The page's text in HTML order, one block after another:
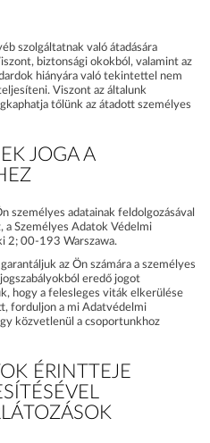
szolgáltatnak való átadására
biztonsági okokból, valamint az
hiányára való tekintettel nem
Viszont az általunk
tőlünk az átadott személyes
JOGA A
személyes adatainak feldolgozásával
a Személyes Adatok Védelmi
2; 00-193 Warszawa.
az Ön számára a személyes
eredő jogot
hogy a felesleges viták elkerülése
forduljon a mi Adatvédelmi
közvetlenül a csoportunkhoz
ÉRINTTEJE